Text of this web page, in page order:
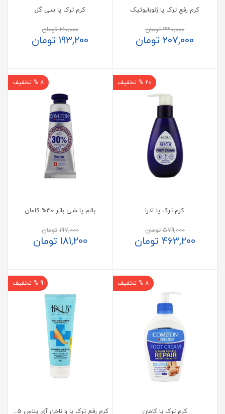
کرم رفع ترک پا ژنوبایوتیک
230,000تومان
207,000تومان
کرم ترک پا سی گل
210,000تومان
193,200 تومان
20 % تخفیف
کرم ترک پا آدرا
579,000تومان
463,200 تومان
8 % تخفیف
بالم پا شی باتر 30% کامان
197,000تومان
181,200 تومان
8 % تخفیف
کرم ترک پا کامان
9 % تخفیف
کرم رفع ترک پا و ناخن آی پلاس 75 گرم